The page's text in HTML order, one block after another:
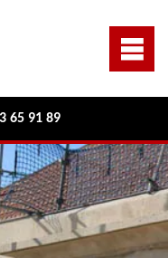
65 91 89